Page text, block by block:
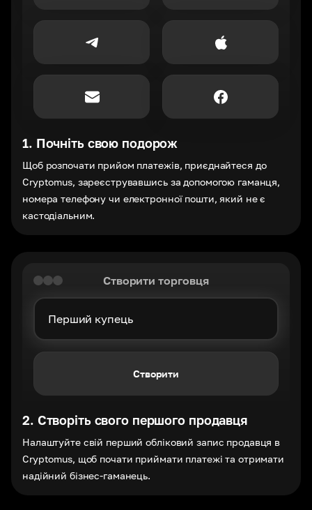
1. Почніть свою подорож
Щоб розпочати прийом платежів, приєднайтеся до
Cryptomus, зареєструвавшись за допомогою гаманця,
номера телефону чи електронної пошти, який не є
кастодіальним.
Створити торговця
Створити
2. Створіть свого першого продавця
Налаштуйте свій перший обліковий запис продавця в
Cryptomus, щоб почати приймати платежі та отримати
надійний бізнес-гаманець.